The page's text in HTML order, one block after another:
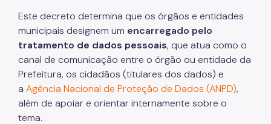
Programa de Silêncio Urbano (PSIU)
CLIMP
DEGUOS - Departamento Geral de Uso e Ocupação
De Solo
Departamento de Zeladoria Urbana
Este decreto determina que os órgãos e entidades
municipais designem um encarregado pelo
tratamento de dados pessoais, que atua como o
canal de comunicação entre o órgão ou entidade da
Prefeitura, os cidadãos (titulares dos dados) e
a Agência Nacional de Proteção de Dados (ANPD),
além de apoiar e orientar internamente sobre o
tema.